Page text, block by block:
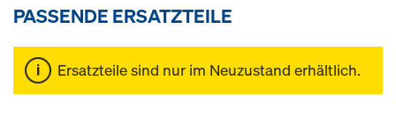
PASSENDE ERSATZTEILE
Ersatzteile sind nur im Neuzustand erhältlich.